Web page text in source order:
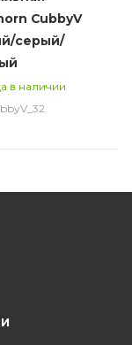
CubbyV
серый/
в наличии